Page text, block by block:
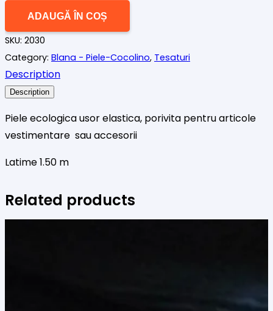
mov
cald
ADAUGĂ ÎN COȘ
SKU: 2030
Category: Blana - Piele-Cocolino, Tesaturi
Description
Description
Piele ecologica usor elastica, porivita pentru articole
vestimentare sau accesorii
Latime 1.50 m
Related products